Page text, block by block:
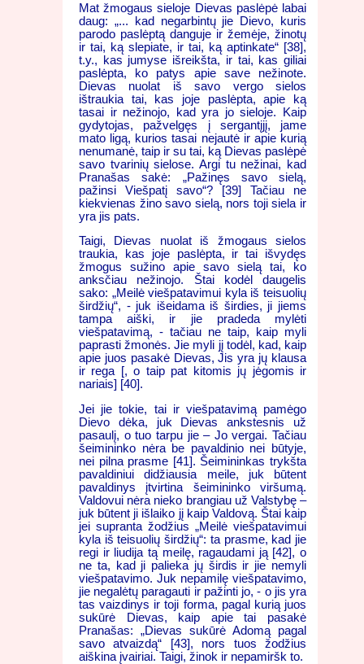
Mat žmogaus sieloje Dievas paslėpė labai
daug: „... kad negarbintų jie Dievo, kuris
parodo paslėptą danguje ir žemėje, žinotų
ir tai, ką slepiate, ir tai, ką aptinkate“ [38],
t.y., kas jumyse išreikšta, ir tai, kas giliai
paslėpta, ko patys apie save nežinote.
Dievas nuolat iš savo vergo sielos
ištraukia tai, kas joje paslėpta, apie ką
tasai ir nežinojo, kad yra jo sieloje. Kaip
gydytojas, pažvelgęs į sergantįjį, jame
mato ligą, kurios tasai nejautė ir apie kurią
nenumanė, taip ir su tai, ką Dievas paslėpė
savo tvarinių sielose. Argi tu nežinai, kad
Pranašas sakė: „Pažinęs savo sielą,
pažinsi Viešpatį savo“? [39] Tačiau ne
kiekvienas žino savo sielą, nors toji siela ir
yra jis pats.
Taigi, Dievas nuolat iš žmogaus sielos
traukia, kas joje paslėpta, ir tai išvydęs
žmogus sužino apie savo sielą tai, ko
anksčiau nežinojo. Štai kodėl daugelis
sako: „Meilė viešpatavimui kyla iš teisuolių
širdžių“, - juk išeidama iš širdies, ji jiems
tampa aiški, ir jie pradeda mylėti
viešpatavimą, - tačiau ne taip, kaip myli
paprasti žmonės. Jie myli jį todėl, kad, kaip
apie juos pasakė Dievas, Jis yra jų klausa
ir rega [, o taip pat kitomis jų jėgomis ir
nariais] [40].
Jei jie tokie, tai ir viešpatavimą pamėgo
Dievo dėka, juk Dievas ankstesnis už
pasaulį, o tuo tarpu jie – Jo vergai. Tačiau
šeimininko nėra be pavaldinio nei būtyje,
nei pilna prasme [41]. Šeimininkas trykšta
pavaldiniui didžiausia meile, juk būtent
pavaldinys įtvirtina šeimininko viršumą.
Valdovui nėra nieko brangiau už Valstybę –
juk būtent ji išlaiko jį kaip Valdovą. Štai kaip
jei supranta žodžius „Meilė viešpatavimui
kyla iš teisuolių širdžių“: ta prasme, kad jie
regi ir liudija tą meilę, ragaudami ją [42], o
ne ta, kad ji palieka jų širdis ir jie nemyli
viešpatavimo. Juk nepamilę viešpatavimo,
jie negalėtų paragauti ir pažinti jo, - o jis yra
tas vaizdinys ir toji forma, pagal kurią juos
sukūrė Dievas, kaip apie tai pasakė
Pranašas: „Dievas sukūrė Adomą pagal
savo atvaizdą“ [43], nors tuos žodžius
aiškina įvairiai. Taigi, žinok ir nepamiršk to.